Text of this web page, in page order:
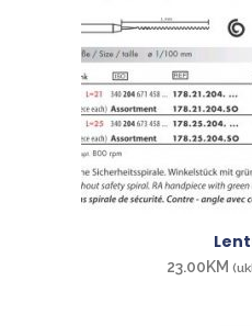
23.00KM